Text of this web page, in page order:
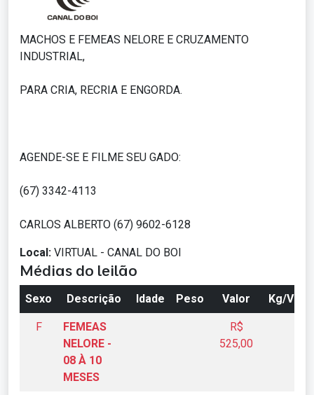
MACHOS E FEMEAS NELORE E CRUZAMENTO
INDUSTRIAL,
PARA CRIA, RECRIA E ENGORDA.
AGENDE-SE E FILME SEU GADO:
(67) 3342-4113
CARLOS ALBERTO (67) 9602-6128
Local: VIRTUAL - CANAL DO BOI
Médias do leilão
Sexo Descrição Idade Peso Valor Kg/Vivo
F
FEMEAS
NELORE -
08 À 10
MESES
R$
525,00